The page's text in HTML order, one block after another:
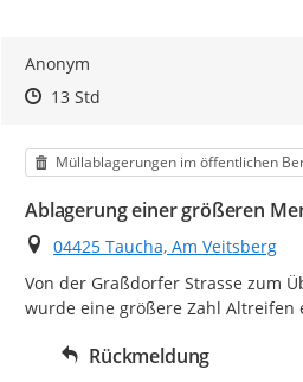
Anonym
Zeitpunkt des Erstellens
Zeitpunkt des Erstellens
13 StdZur Äußerung
Kategorie
Müllablagerungen im öffentlichen
Ablagerung einer größeren
Ort
04425 Taucha, Am Veitsberg
Von der Graßdorfer Strasse zum
wurde eine größere Zahl Altreifen
Rückmeldung